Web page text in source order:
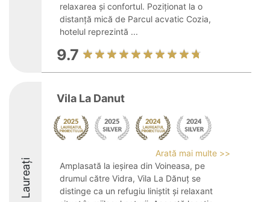
relaxarea și confortul. Poziționat la o
distanță mică de Parcul acvatic Cozia,
hotelul reprezintă ...
9.7
Laureați
Vila La Danut
Arată mai multe >>
Amplasată la ieșirea din Voineasa, pe
drumul către Vidra, Vila La Dănuț se
distinge ca un refugiu liniștit și relaxant